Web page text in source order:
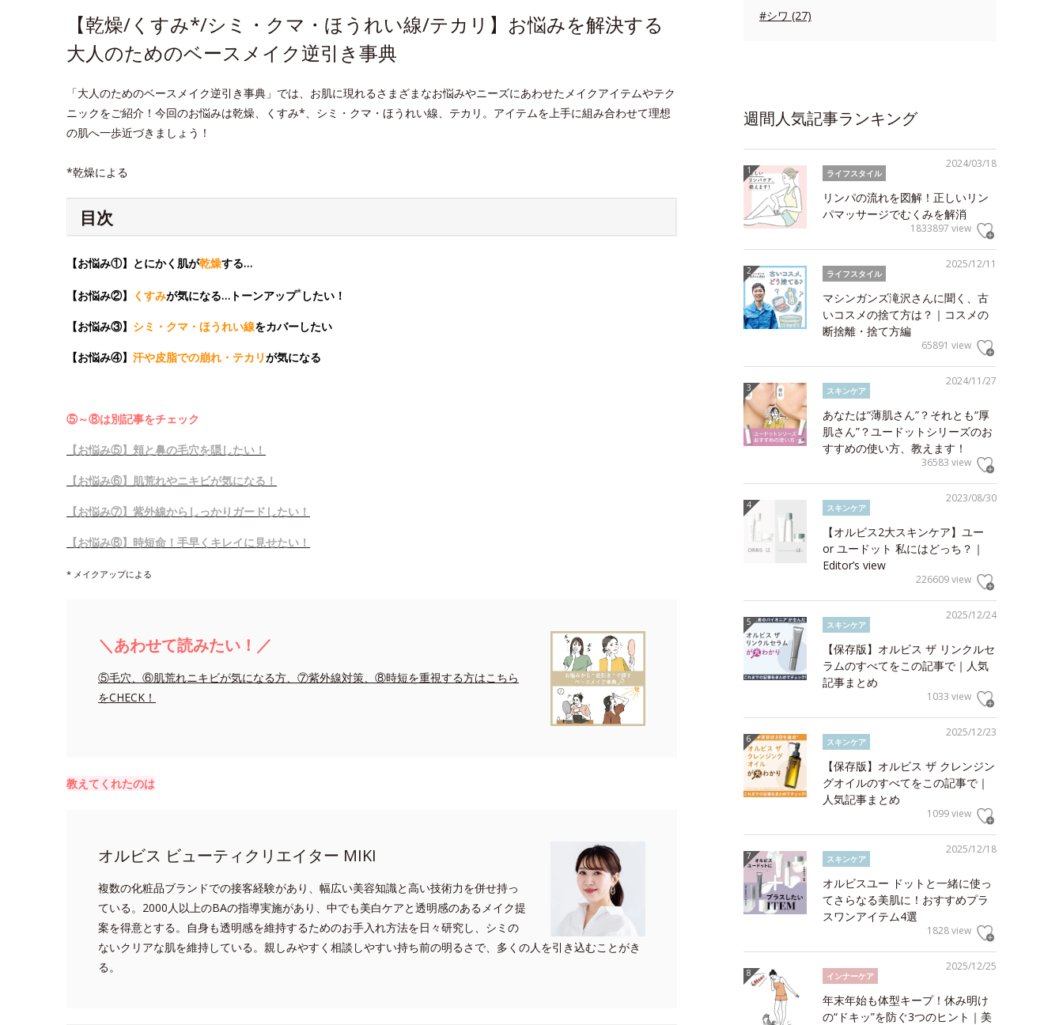
【乾燥/くすみ*/シミ・クマ・ほうれい線/テカリ】お悩みを解決する
大人のためのベースメイク逆引き事典
「大人のためのベースメイク逆引き事典」では、お肌に現れるさまざまなお悩みやニーズにあわせたメイクアイテムやテク
ニックをご紹介！今回のお悩みは乾燥、くすみ*、シミ・クマ・ほうれい線、テカリ。アイテムを上手に組み合わせて理想
の肌へ一歩近づきましょう！
*乾燥による
目次
【お悩み①】とにかく肌が乾燥する…
【お悩み②】 くすみが気になる…トーンアップ* したい！
【お悩み③】 シミ・クマ・ほうれい線をカバーしたい
【お悩み④】 汗や皮脂での崩れ・テカリが気になる
⑤～⑧は別記事をチェック
【お悩み⑤】頬と鼻の毛穴を隠したい！
【お悩み⑥】肌荒れやニキビが気になる！
【お悩み⑦】紫外線からしっかりガードしたい！
【お悩み⑧】時短命！手早くキレイに見せたい！
* メイクアップによる
＼あわせて読みたい！／
⑤毛穴、⑥肌荒れニキビが気になる方、⑦紫外線対策、⑧時短を重視する方はこちら
をCHECK！
教えてくれたのは
オルビス ビューティクリエイター MIKI
複数の化粧品ブランドでの接客経験があり、幅広い美容知識と高い技術力を併せ持っ
ている。2000人以上のBAの指導実施があり、中でも美白ケアと透明感のあるメイク提
案を得意とする。自身も透明感を維持するためのお手入れ方法を日々研究し、シミの
ないクリアな肌を維持している。親しみやすく相談しやすい持ち前の明るさで、多くの人を引き込むことがき
る。
#シワ (27)
週間人気記事ランキング
2024/03/18
ライフスタイル
リンパの流れを図解！正しいリン
パマッサージでむくみを解消
1833897 view
2025/12/11
ライフスタイル
マシンガンズ滝沢さんに聞く、古
いコスメの捨て方は？｜コスメの
断捨離・捨て方編
65891 view
2024/11/27
スキンケア
あなたは“薄肌さん”？それとも“厚
肌さん”？ユードットシリーズのお
すすめの使い方、教えます！
36583 view
2023/08/30
スキンケア
【オルビス2大スキンケア】ユー
or ユードット 私にはどっち？｜
Editor’s view
226609 view
2025/12/24
スキンケア
【保存版】オルビス ザ リンクルセ
ラムのすべてをこの記事で｜人気
記事まとめ
1033 view
2025/12/23
スキンケア
【保存版】オルビス ザ クレンジン
グオイルのすべてをこの記事で｜
人気記事まとめ
1099 view
2025/12/18
スキンケア
オルビスユー ドットと一緒に使っ
てさらなる美肌に！おすすめプラ
スワンアイテム4選
1828 view
2025/12/25
インナーケア
年末年始も体型キープ！休み明け
の“ドキッ”を防ぐ3つのヒント｜美